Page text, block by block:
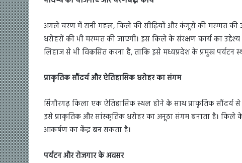
अगले चरण में रानी महल, किले की सीढ़ियों और कंगूरों की मरम्मत
धरोहरों की भी मरम्मत की जाएगी। इस किले के संरक्षण कार्य का
लिहाज से भी विकसित करना है, ताकि इसे मध्यप्रदेश के प्रमुख पर्यटन
प्राकृतिक सौंदर्य और ऐतिहासिक धरोहर का संगम
सिंगौरगढ़ किला एक ऐतिहासिक स्थल होने के साथ प्राकृतिक सौंदर्य से
इसे प्राकृतिक और सांस्कृतिक धरोहर का अनूठा संगम बनाता है।
आकर्षण का केंद्र बन सकता है।
पर्यटन और रोजगार के अवसर